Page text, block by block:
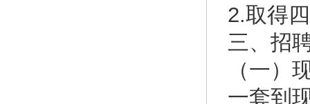
2.取得
三、招
（一）
一套到